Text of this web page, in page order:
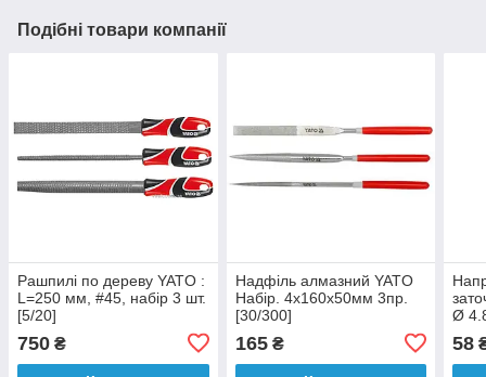
Подібні товари компанії
Рашпилі по дереву YATO :
L=250 мм, #45, набір 3 шт.
[5/20]
750 ₴
Надфіль алмазний YATO
Набір. 4х160х50мм 3пр.
[30/300]
165₴
Ø
58